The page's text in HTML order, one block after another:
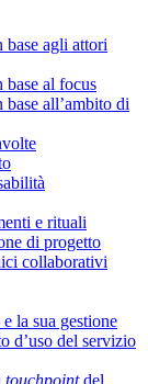
agli attori
al focus
all’ambito di
e rituali
di progetto
collaborativi
la sua gestione
d’uso del servizio
touchpointdel